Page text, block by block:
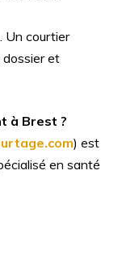
Un courtier
dossier et
à Brest ?
) est
en santé